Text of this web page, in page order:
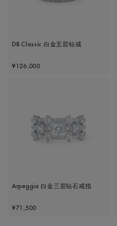
DB Classic 白金五层钻戒
Original price
¥126,000
Arpeggia 白金三层钻石戒指
Original price
¥71,500